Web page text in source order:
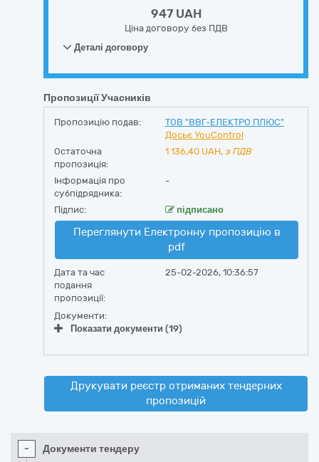
947 UAH
Ціна договору без ПДВ
Деталі договору
Пропозиції Учасників
Пропозицію подав:
ТОВ "ВВГ-ЕЛЕКТРО ПЛЮС"
Досьє YouControl
Остаточна
пропозиція:
1 136,40 UAH, з ПДВ
Інформація про
субпідрядника:
-
Підпис: підписано
Переглянути Електронну пропозицію в
pdf
Дата та час
подання
пропозиції:
25-02-2026, 10:36:57
Документи:
Показати документи (19)
Друкувати реєстр отриманих тендерних
пропозицій
- Документи тендеру